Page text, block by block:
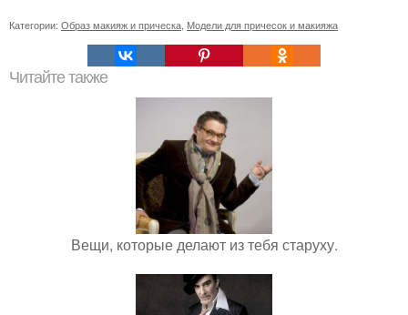
Категории: Образ макияж и прическа Модели для причесок и макияжа
Читайте также
Вещи, которые делают из тебя старуху.